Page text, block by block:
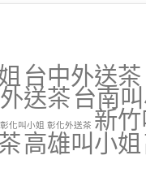
台中外送茶
送茶 台南
彰化叫小姐 彰化外送茶 新竹
高雄叫小姐